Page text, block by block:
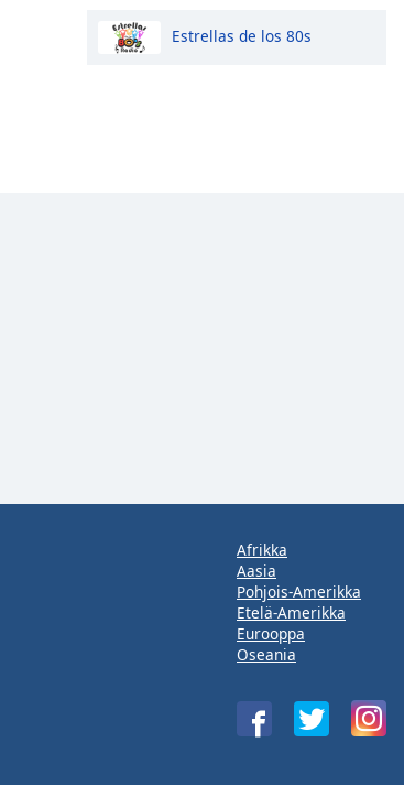
Estrellas de los 80s
Afrikka
Aasia
Pohjois-Amerikka
Etelä-Amerikka
Eurooppa
Oseania